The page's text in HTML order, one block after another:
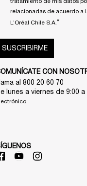
tratamiento de mis datos
relacionadas de acuerdo a
L’Oréal Chile S.A.*
SUSCRIBIRME
CON
al 800 20 60 70
lunes a viernes de 9:00 a